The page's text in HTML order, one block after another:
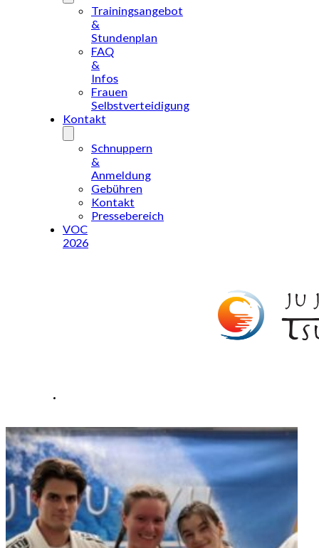
Trainingsangebot
&
Stundenplan
FAQ
&
Infos
Frauen
Selbstverteidigung
Kontakt
Schnuppern
&
Anmeldung
Gebühren
Kontakt
Pressebereich
VOC
2026